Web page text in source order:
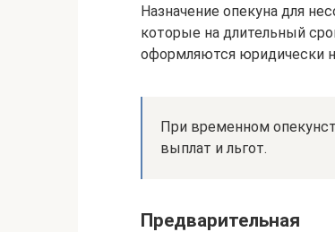
Назначение опекуна для
которые на длительный
оформляются юридически
При временном
выплат и льгот.
Предварительная